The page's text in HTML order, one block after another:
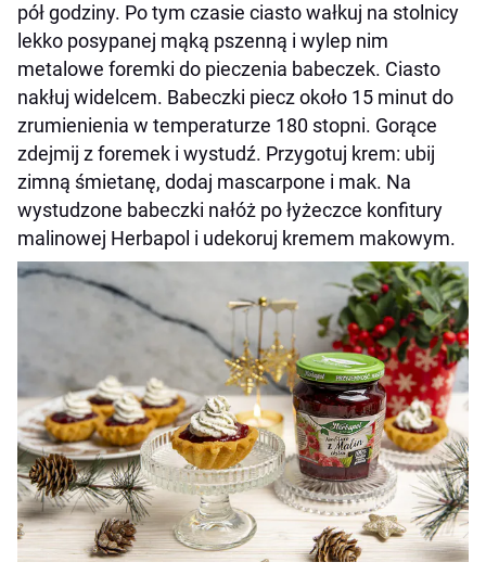
pół godziny. Po tym czasie ciasto wałkuj na stolnicy
lekko posypanej mąką pszenną i wylep nim
metalowe foremki do pieczenia babeczek. Ciasto
nakłuj widelcem. Babeczki piecz około 15 minut do
zrumienienia w temperaturze 180 stopni. Gorące
zdejmij z foremek i wystudź. Przygotuj krem: ubij
zimną śmietanę, dodaj mascarpone i mak. Na
wystudzone babeczki nałóż po łyżeczce konfitury
malinowej Herbapol i udekoruj kremem makowym.